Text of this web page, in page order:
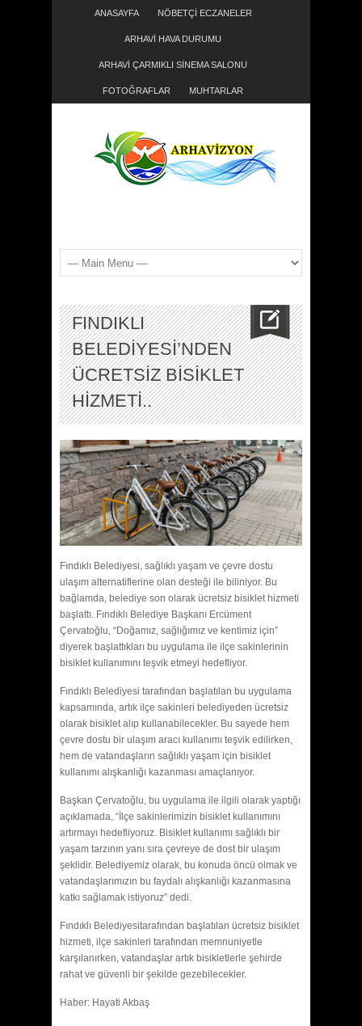
ANASAYFA NÖBETÇİ ECZANELER
ARHAVİ HAVA DURUMU
ARHAVİ ÇARMIKLI SİNEMA SALONU
FOTOĞRAFLAR MUHTARLAR
FINDIKLI
BELEDİYESİ’NDEN
ÜCRETSİZ BİSİKLET
HİZMETİ..
Fındıklı Belediyesi, sağlıklı yaşam ve çevre dostu
ulaşım alternatiflerine olan desteği ile biliniyor. Bu
bağlamda, belediye son olarak ücretsiz bisiklet hizmeti
başlattı. Fındıklı Belediye Başkanı Ercüment
Çervatoğlu, “Doğamız, sağlığımız ve kentimiz için”
diyerek başlattıkları bu uygulama ile ilçe sakinlerinin
bisiklet kullanımını teşvik etmeyi hedefliyor.
Fındıklı Belediyesi tarafından başlatılan bu uygulama
kapsamında, artık ilçe sakinleri belediyeden ücretsiz
olarak bisiklet alıp kullanabilecekler. Bu sayede hem
çevre dostu bir ulaşım aracı kullanımı teşvik edilirken,
hem de vatandaşların sağlıklı yaşam için bisiklet
kullanımı alışkanlığı kazanması amaçlanıyor.
Başkan Çervatoğlu, bu uygulama ile ilgili olarak yaptığı
açıklamada, “İlçe sakinlerimizin bisiklet kullanımını
artırmayı hedefliyoruz. Bisiklet kullanımı sağlıklı bir
yaşam tarzının yanı sıra çevreye de dost bir ulaşım
şeklidir. Belediyemiz olarak, bu konuda öncü olmak ve
vatandaşlarımızın bu faydalı alışkanlığı kazanmasına
katkı sağlamak istiyoruz” dedi.
Fındıklı Belediyesitarafından başlatılan ücretsiz bisiklet
hizmeti, ilçe sakinleri tarafından memnuniyetle
karşılanırken, vatandaşlar artık bisikletlerle şehirde
rahat ve güvenli bir şekilde gezebilecekler.
Haber: Hayati Akbaş